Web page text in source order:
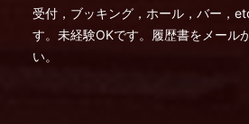
受付，ブッキング，ホール，バー，
す。未経験OKです。履歴書をメール
い。